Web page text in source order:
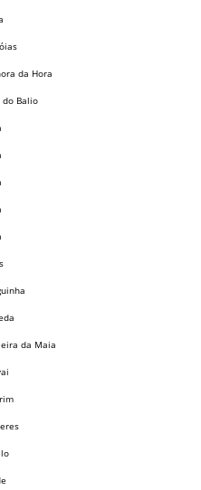
da Hora
do Balio
da Maia